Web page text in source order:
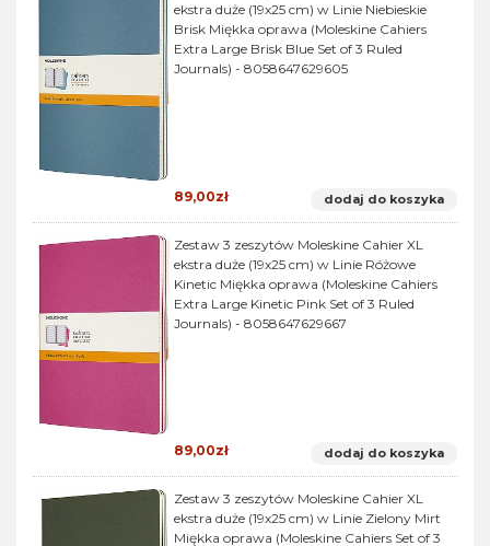
ekstra duże (19x25 cm) w Linie Niebieskie
Brisk Miękka oprawa (Moleskine Cahiers
Extra Large Brisk Blue Set of 3 Ruled
Journals) - 8058647629605
89,00zł dodaj do koszyka
Zestaw 3 zeszytów Moleskine Cahier XL
ekstra duże (19x25 cm) w Linie Różowe
Kinetic Miękka oprawa (Moleskine Cahiers
Extra Large Kinetic Pink Set of 3 Ruled
Journals) - 8058647629667
89,00zł dodaj do koszyka
Zestaw 3 zeszytów Moleskine Cahier XL
ekstra duże (19x25 cm) w Linie Zielony Mirt
Miękka oprawa (Moleskine Cahiers Set of 3